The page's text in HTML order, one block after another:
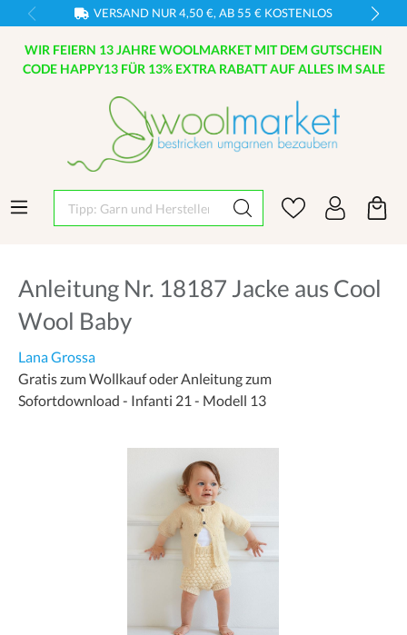
VERSAND NUR 4,50 €, AB 55 € KOSTENLOS
WIR FEIERN 13 JAHRE WOOLMARKET MIT DEM GUTSCHEIN
CODE HAPPY13 FÜR 13% EXTRA RABATT AUF ALLES IM SALE
Tipp: Garn und Hersteller eingeben
Anleitung Nr. 18187 Jacke aus Cool
Wool Baby
Lana Grossa
Gratis zum Wollkauf oder Anleitung zum
Sofortdownload - Infanti 21 - Modell 13